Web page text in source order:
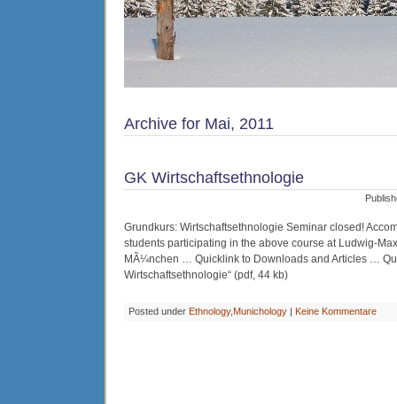
Archive for Mai, 2011
GK Wirtschaftsethnologie
Grundkurs: Wirtschaftsethnologie Seminar closed!
students participating in the above course at Ludwig-
MÃ¼nchen … Quicklink to Downloads and Articles …
Wirtschaftsethnologie“ (pdf, 44 kb)
Posted under Ethnology,Munichology | Keine Kommentare